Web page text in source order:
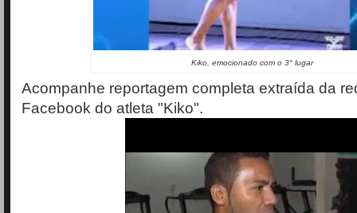
Kiko, emocionado com o 3° lugar
Acompanhe reportagem completa extraída da
Facebook do atleta "Kiko".